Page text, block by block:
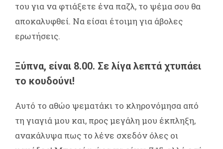
του για να φτιάξετε ένα παζλ, το ψέμα σου θα
αποκαλυφθεί. Να είσαι έτοιμη για άβολες
ερωτήσεις.
Ξύπνα, είναι 8.00. Σε λίγα λεπτά χτυπάει
το κουδούνι!
Αυτό το αθώο ψεματάκι το κληρονόμησα από
τη γιαγιά μου και, προς μεγάλη μου έκπληξη,
ανακάλυψα πως το λένε σχεδόν όλες οι